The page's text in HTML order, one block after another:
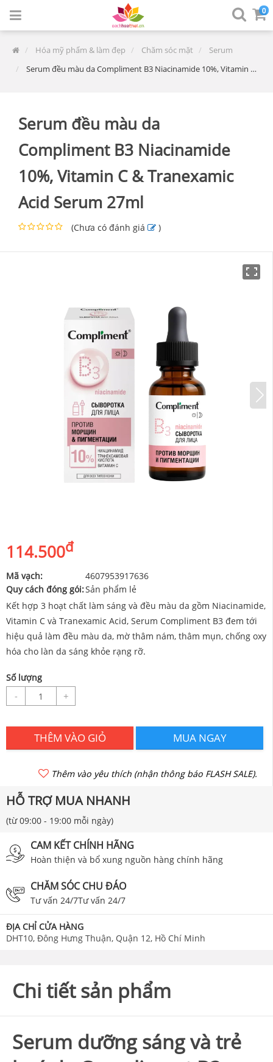
0
Hóa mỹ phẩm & làm đẹp Chăm sóc mặt
Serum
Serum đều màu da Compliment B3 Niacinamide 10%, Vitamin C & Tranexamic Acid Serum 27ml
Serum đều màu da
Compliment B3 Niacinamide
10%, Vitamin C & Tranexamic
Acid Serum 27ml
(Chưa có đánh giá )
114.500đ
Mã vạch:
4607953917636
Quy cách đóng gói:Sản phẩm lẻ
Kết hợp 3 hoạt chất làm sáng và đều màu da gồm Niacinamide,
Vitamin C và Tranexamic Acid, Serum Compliment B3 đem tới
hiệu quả làm đều màu da, mờ thâm nám, thâm mụn, chống oxy
hóa cho làn da sáng khỏe rạng rỡ.
Số lượng
- +
THÊM VÀO GIỎ MUA NGAY
Thêm vào yêu thích (nhận thông báo FLASH SALE).
HỖ TRỢ MUA NHANH
(từ 09:00 - 19:00 mỗi ngày)
CAM KẾT CHÍNH HÃNG
Hoàn thiện và bổ xung nguồn hàng chính hãng
CHĂM SÓC CHU ĐÁO
Tư vấn 24/7Tư vấn 24/7
ĐỊA CHỈ CỬA HÀNG
DHT10, Đông Hưng Thuận, Quận 12, Hồ Chí Minh
Chi tiết sản phẩm
Serum dưỡng sáng và trẻ